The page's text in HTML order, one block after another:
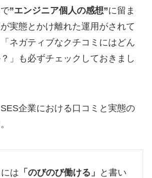
”エンジニア個人の感想”に留ま
実態とかけ離れた運用がされて
ネガティブなクチコミにはどん
」も必ずチェックしておきまし
企業における口コミと実態の
は 「のびのび働ける」
と書い